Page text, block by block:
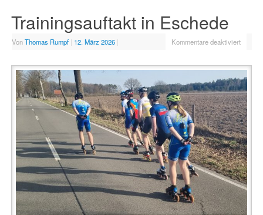
Trainingsauftakt in Eschede
VonThomas Rumpf | 12. März 2026 | Kommentare deaktiviert